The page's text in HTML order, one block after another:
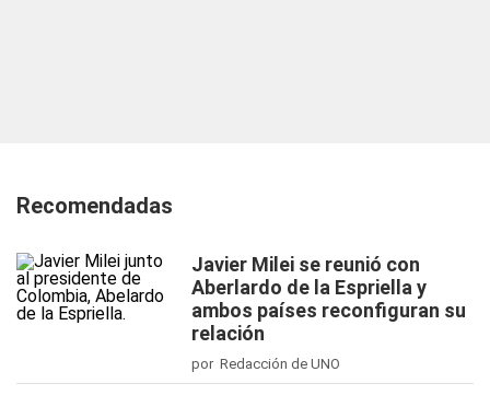
Recomendadas
Javier Milei se reunió con
Aberlardo de la Espriella y
ambos países reconfiguran su
relación
por Redacción de UNO